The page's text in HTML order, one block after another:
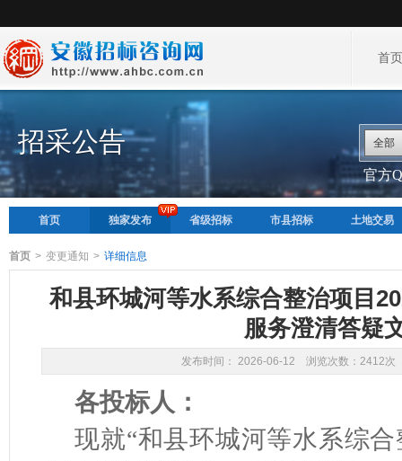
首
招采公告 全部
官方
首页 独家发布 省级招标 市县招标 土地交易
首页 > 变更通知 > 详细信息
和县环城河等水系综合整治项目
服务澄清答疑
发布时间： 2026-06-12 浏览次数：2412次
各投标人：
现就“和县环城河等水系综合